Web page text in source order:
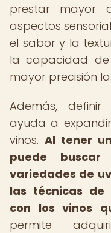
prestar mayor
aspectos
el sabor y la
la capacidad de
mayor precisión
Además,
ayuda a
vinos. Al tener
puede buscar
variedades de
las técnicas de
con los vinos
permite